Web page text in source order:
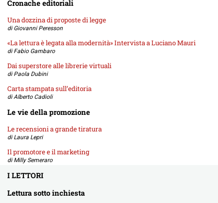
Cronache editoriali
Una dozzina di proposte di legge
di Giovanni Peresson
«La lettura è legata alla modernità» Intervista a Luciano Mauri
di Fabio Gambaro
Dai superstore alle librerie virtuali
di Paola Dubini
Carta stampata sull’editoria
di Alberto Cadioli
Le vie della promozione
Le recensioni a grande tiratura
di Laura Lepri
Il promotore e il marketing
di Milly Semeraro
I LETTORI
Lettura sotto inchiesta